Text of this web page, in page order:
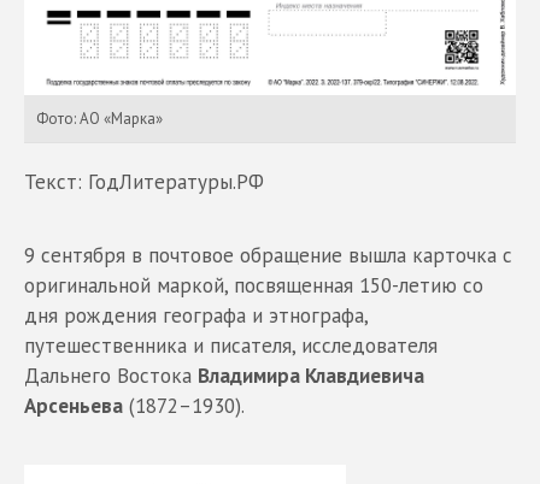
Фото: АО «Марка»
Текст: ГодЛитературы.РФ
9 сентября в почтовое обращение вышла карточка с
оригинальной маркой, посвященная 150-летию со
дня рождения географа и этнографа,
путешественника и писателя, исследователя
Дальнего Востока Владимира Клавдиевича
Арсеньева (1872–1930).